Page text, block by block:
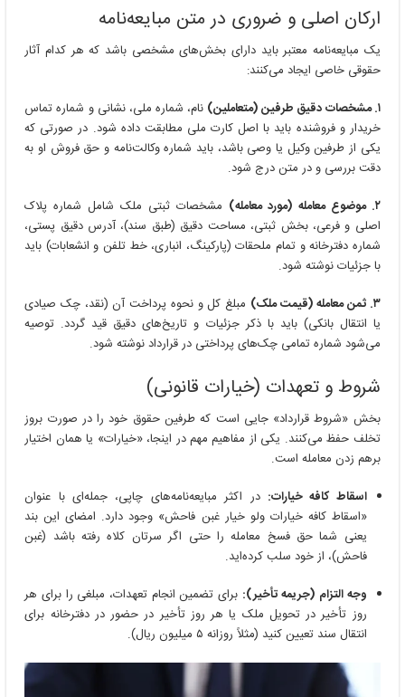
ارکان اصلی و ضروری در متن مبایعه‌نامه
یک مبایعه‌نامه معتبر باید دارای بخش‌های مشخصی باشد که هر کدام آثار
حقوقی خاصی ایجاد می‌کنند:
۱. مشخصات دقیق طرفین (متعاملین)
نام، شماره ملی، نشانی و شماره تماس
خریدار و فروشنده باید با اصل کارت ملی مطابقت داده شود. در صورتی که
یکی از طرفین وکیل یا وصی باشد، باید شماره وکالت‌نامه و حق فروش او به
دقت بررسی و در متن درج شود.
۲. موضوع معامله (مورد معامله)
مشخصات ثبتی ملک شامل شماره پلاک
اصلی و فرعی، بخش ثبتی، مساحت دقیق (طبق سند)، آدرس دقیق پستی،
شماره دفترخانه و تمام ملحقات (پارکینگ، انباری، خط تلفن و انشعابات) باید
با جزئیات نوشته شود.
۳. ثمن معامله (قیمت ملک)
مبلغ کل و نحوه پرداخت آن (نقد، چک صیادی
یا انتقال بانکی) باید با ذکر جزئیات و تاریخ‌های دقیق قید گردد. توصیه
می‌شود شماره تمامی چک‌های پرداختی در قرارداد نوشته شود.
شروط و تعهدات (خیارات قانونی)
بخش «شروط قرارداد» جایی است که طرفین حقوق خود را در صورت بروز
تخلف حفظ می‌کنند. یکی از مفاهیم مهم در اینجا، «خیارات» یا همان اختیار
برهم زدن معامله است.
اسقاط کافه خیارات: در اکثر مبایعه‌نامه‌های چاپی، جمله‌ای با عنوان
«اسقاط کافه خیارات ولو خیار غبن فاحش» وجود دارد. امضای این بند
یعنی شما حق فسخ معامله را حتی اگر سرتان کلاه رفته باشد (غبن
فاحش)، از خود سلب کرده‌اید.
وجه التزام (جریمه تأخیر): برای تضمین انجام تعهدات، مبلغی را برای هر
روز تأخیر در تحویل ملک یا هر روز تأخیر در حضور در دفترخانه برای
انتقال سند تعیین کنید (مثلاً روزانه ۵ میلیون ریال).